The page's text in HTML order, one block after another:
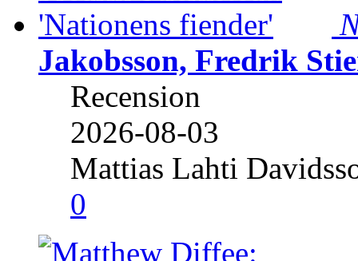
Jakobsson, Fredrik
Recension
2026-08-03
Mattias Lahti
0